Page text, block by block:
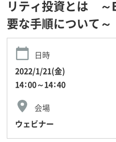
リティ投資とは ～
要な手順について～
日時
2022/1/21(金)
14：00～14：40
会場
ウェビナー